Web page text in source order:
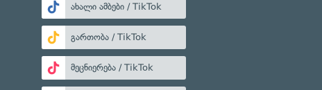
ახალი ამბები / TikTok
გართობა / TikTok
მეცნიერება / TikTok